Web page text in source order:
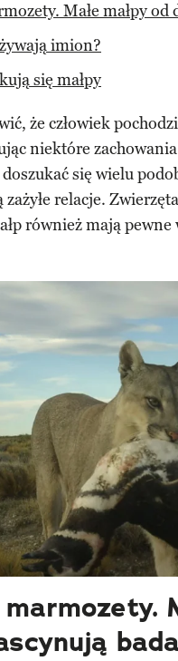
Małe małpy od
imion?
się małpy
że człowiek
niektóre
się wielu
relacje.
również mają